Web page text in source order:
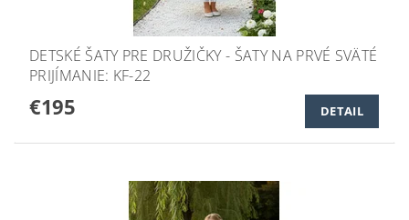
DETSKÉ ŠATY PRE DRUŽIČKY - ŠATY NA PRVÉ SVÄTÉ
PRIJÍMANIE: KF-22
€195 DETAIL